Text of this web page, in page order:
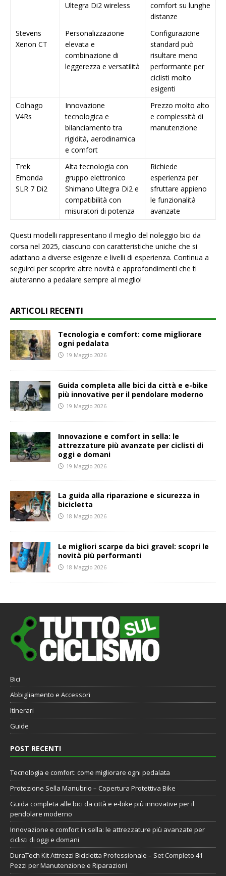
Ultegra Di2 wireless
comfort su lunghe
distanze
Stevens
Xenon CT
Personalizzazione
elevata e
combinazione di
leggerezza e versatilità
Configurazione
standard può
risultare meno
performante per
ciclisti molto
esigenti
Colnago
V4Rs
Innovazione
tecnologica e
bilanciamento tra
rigidità, aerodinamica
e comfort
Prezzo molto alto
e complessità di
manutenzione
Trek
Emonda
SLR 7 Di2
Alta tecnologia con
gruppo elettronico
Shimano Ultegra Di2 e
compatibilità con
misuratori di potenza
Richiede
esperienza per
sfruttare appieno
le funzionalità
avanzate
Questi modelli rappresentano il meglio del noleggio bici da
corsa nel 2025, ciascuno con caratteristiche uniche che si
adattano a diverse esigenze e livelli di esperienza. Continua a
seguirci per scoprire altre novità e approfondimenti che ti
aiuteranno a pedalare sempre al meglio!
ARTICOLI RECENTI
Tecnologia e comfort: come migliorare
ogni pedalata
19 Maggio 2026
Guida completa alle bici da città e e-bike
più innovative per il pendolare moderno
19 Maggio 2026
Innovazione e comfort in sella: le
attrezzature più avanzate per ciclisti di
oggi e domani
19 Maggio 2026
La guida alla riparazione e sicurezza in
bicicletta
18 Maggio 2026
Le migliori scarpe da bici gravel: scopri le
novità più performanti
18 Maggio 2026
Bici
Abbigliamento e Accessori
Itinerari
Guide
POST RECENTI
Tecnologia e comfort: come migliorare ogni pedalata
Protezione Sella Manubrio – Copertura Protettiva Bike
Guida completa alle bici da città e e-bike più innovative per il
pendolare moderno
Innovazione e comfort in sella: le attrezzature più avanzate per
ciclisti di oggi e domani
DuraTech Kit Attrezzi Bicicletta Professionale – Set Completo 41
Pezzi per Manutenzione e Riparazioni